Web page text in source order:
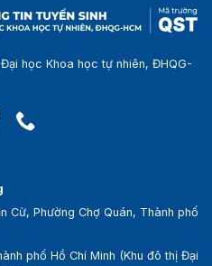
học Khoa học tự nhiên, ĐHQG-
Cừ, Phường Chợ Quán, Thành phố
phố Hồ Chí Minh (Khu đô thị Đại